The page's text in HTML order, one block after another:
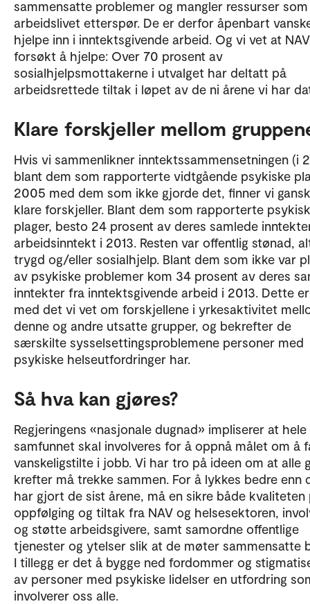
sammensatte problemer og mangler ressurser som
arbeidslivet etterspør. De er derfor åpenbart
hjelpe inn i inntektsgivende arbeid. Og vi vet at
forsøkt å hjelpe: Over 70 prosent av
sosialhjelpsmottakerne i utvalget har deltatt på
arbeidsrettede tiltak i løpet av de ni årene vi har
Klare forskjeller mellom
Hvis vi sammenlikner inntektssammensetningen (i
blant dem som rapporterte vidtgående psykiske
2005 med dem som ikke gjorde det, finner vi
klare forskjeller. Blant dem som rapporterte
plager, besto 24 prosent av deres samlede
arbeidsinntekt i 2013. Resten var offentlig stønad,
trygd og/eller sosialhjelp. Blant dem som ikke var
av psykiske problemer kom 34 prosent av deres
inntekter fra inntektsgivende arbeid i 2013. Dette
med det vi vet om forskjellene i yrkesaktivitet
denne og andre utsatte grupper, og bekrefter de
særskilte sysselsettingsproblemene personer med
psykiske helseutfordringer har.
Så hva kan gjøres?
Regjeringens «nasjonale dugnad» impliserer at hele
samfunnet skal involveres for å oppnå målet om å
vanskeligstilte i jobb. Vi har tro på ideen om at alle
krefter må trekke sammen. For å lykkes bedre enn
har gjort de sist årene, må en sikre både kvaliteten
oppfølging og tiltak fra NAV og helsesektoren,
og støtte arbeidsgivere, samt samordne offentlige
tjenester og ytelser slik at de møter sammensatte
I tillegg er det å bygge ned fordommer og
av personer med psykiske lidelser en utfordring
involverer oss alle.